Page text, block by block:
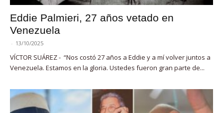
Eddie Palmieri, 27 años vetado en
Venezuela
- 13/10/2025
VÍCTOR SUÁREZ - “Nos costó 27 años a Eddie y a mí volver juntos a
Venezuela. Estamos en la gloria. Ustedes fueron gran parte de...